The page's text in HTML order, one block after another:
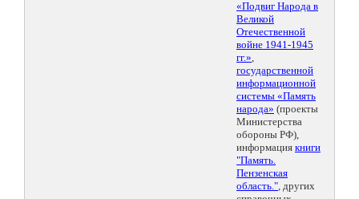
«Подвиг Народа в
Великой
Отечественной
войне 1941-1945
гг.»,
государственной
информационной
системы «Память
народа» (проекты
Министерства
обороны РФ),
информация книги
"Память.
Пензенская
область.", других